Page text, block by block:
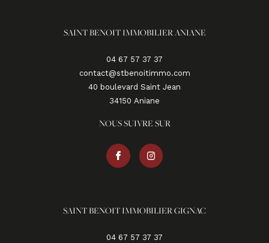
SAINT BENOIT IMMOBILIER ANIANE
04 67 57 37 37
contact@stbenoitimmo.com
40 boulevard Saint Jean
34150
aniane
NOUS SUIVRE SUR
SAINT BENOIT IMMOBILIER GIGNAC
04 67 57 37 37